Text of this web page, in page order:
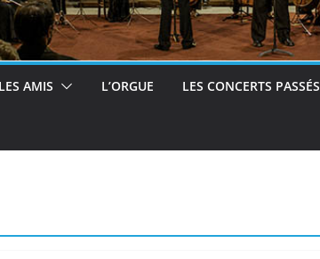
LES AMIS L’ORGUE LES CONCERTS PASSÉS